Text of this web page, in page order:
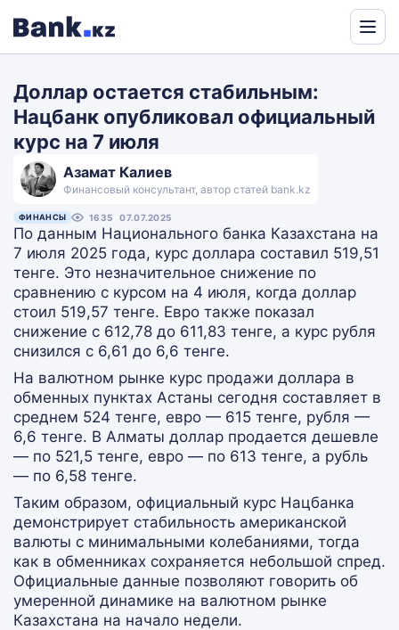
Translate
Доллар остается стабильным:
Нацбанк опубликовал официальный
курс на 7 июля
Азамат Калиев
Финансовый консультант, автор статей bank.kz
ФИНАНСЫ 1635 07.07.2025
По данным Национального банка Казахстана на
7 июля 2025 года, курс доллара составил 519,51
тенге. Это незначительное снижение по
сравнению с курсом на 4 июля, когда доллар
стоил 519,57 тенге. Евро также показал
снижение с 612,78 до 611,83 тенге, а курс рубля
снизился с 6,61 до 6,6 тенге.
На валютном рынке курс продажи доллара в
обменных пунктах Астаны сегодня составляет в
среднем 524 тенге, евро — 615 тенге, рубля —
6,6 тенге. В Алматы доллар продается дешевле
— по 521,5 тенге, евро — по 613 тенге, а рубль
— по 6,58 тенге.
Таким образом, официальный курс Нацбанка
демонстрирует стабильность американской
валюты с минимальными колебаниями, тогда
как в обменниках сохраняется небольшой спред.
Официальные данные позволяют говорить об
умеренной динамике на валютном рынке
Казахстана на начало недели.